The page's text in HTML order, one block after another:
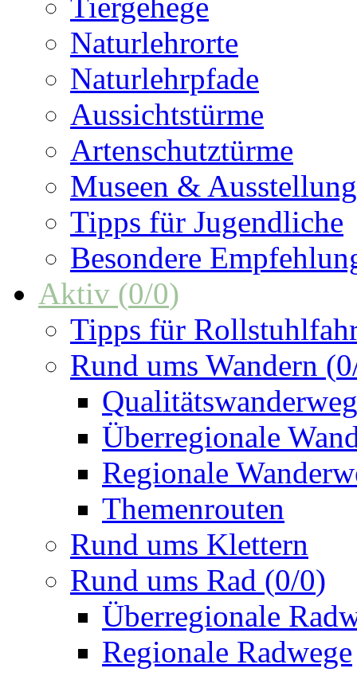
Naturlehrorte
Naturlehrpfade
Aussichtstürme
Artenschutztürme
Museen &
Tipps für Jugendliche
Besondere
Aktiv (0/0)
Tipps für
Rund ums Wandern (0
Überregionale
Regionale
Themenrouten
Rund ums Klettern
Rund ums Rad (0/0)
Überregionale
Regionale Radwege